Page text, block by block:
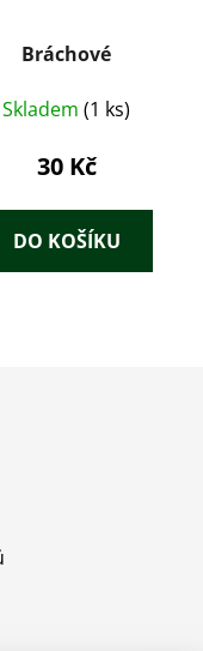
Bráchové
Skladem (1 ks)
30 Kč
DO KOŠÍKU